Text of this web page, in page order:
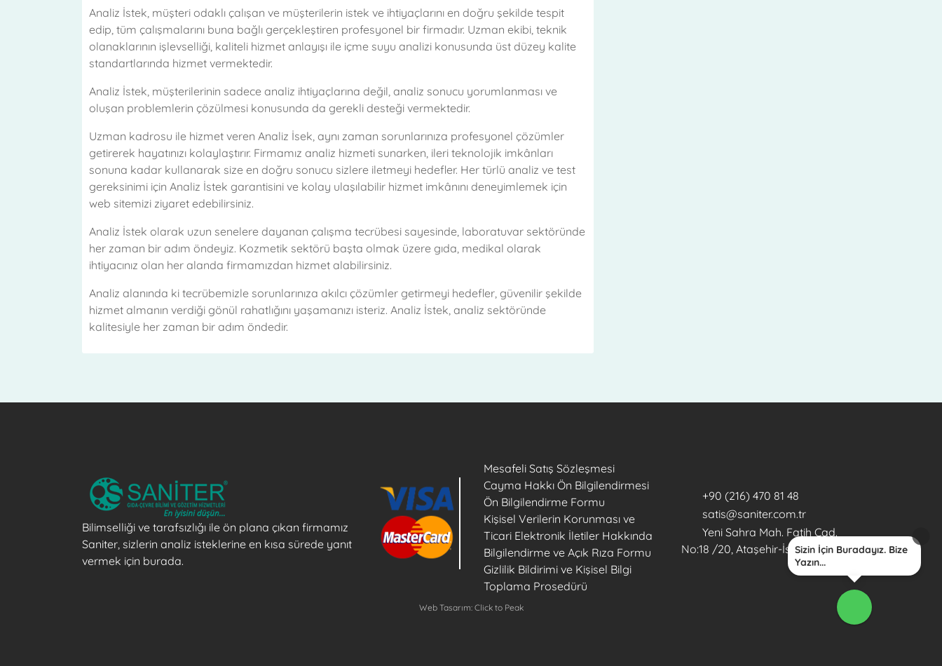
Analiz İstek, müşteri odaklı çalışan ve müşterilerin istek ve ihtiyaçlarını en doğru şekilde tespit
edip, tüm çalışmalarını buna bağlı gerçekleştiren profesyonel bir firmadır. Uzman ekibi, teknik
olanaklarının işlevselliği, kaliteli hizmet anlayışı ile içme suyu analizi konusunda üst düzey kalite
standartlarında hizmet vermektedir.
Analiz İstek, müşterilerinin sadece analiz ihtiyaçlarına değil, analiz sonucu yorumlanması ve
oluşan problemlerin çözülmesi konusunda da gerekli desteği vermektedir.
Uzman kadrosu ile hizmet veren Analiz İsek, aynı zaman sorunlarınıza profesyonel çözümler
getirerek hayatınızı kolaylaştırır. Firmamız analiz hizmeti sunarken, ileri teknolojik imkânları
sonuna kadar kullanarak size en doğru sonucu sizlere iletmeyi hedefler. Her türlü analiz ve test
gereksinimi için Analiz İstek garantisini ve kolay ulaşılabilir hizmet imkânını deneyimlemek için
web sitemizi ziyaret edebilirsiniz.
Analiz İstek olarak uzun senelere dayanan çalışma tecrübesi sayesinde, laboratuvar sektöründe
her zaman bir adım öndeyiz. Kozmetik sektörü başta olmak üzere gıda, medikal olarak
ihtiyacınız olan her alanda firmamızdan hizmet alabilirsiniz.
Analiz alanında ki tecrübemizle sorunlarınıza akılcı çözümler getirmeyi hedefler, güvenilir şekilde
hizmet almanın verdiği gönül rahatlığını yaşamanızı isteriz. Analiz İstek, analiz sektöründe
kalitesiyle her zaman bir adım öndedir.
Bilimselliği ve tarafsızlığı ile ön plana çıkan firmamız
Saniter, sizlerin analiz isteklerine en kısa sürede yanıt
vermek için burada.
Mesafeli Satış Sözleşmesi
Cayma Hakkı Ön Bilgilendirmesi
Ön Bilgilendirme Formu
Kişisel Verilerin Korunması ve
Ticari Elektronik İletiler Hakkında
Bilgilendirme ve Açık Rıza Formu
Gizlilik Bildirimi ve Kişisel Bilgi
Toplama Prosedürü
+90 (216) 470 81 48
satis@saniter.com.tr
Yeni Sahra Mah. Fatih Cad.
No:18 /20, Ataşehir-İstanbul
Web Tasarım: Click to Peak
Sizin İçin Buradayız. Bize
Yazın...